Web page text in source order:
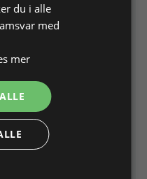
Pinsettsett med
loddepinsetter og
4 stk.
Varenr. 233999
165,00 NOK
du i alle
med
mer